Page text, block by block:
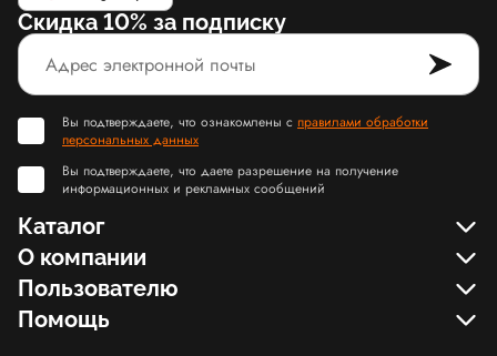
Скидка 10% за подписку
Вы подтверждаете, что ознакомлены с правилами обработки
персональных данных
Вы подтверждаете, что даете разрешение на получение
информационных и рекламных сообщений
Каталог
О компании
Пользователю
Помощь